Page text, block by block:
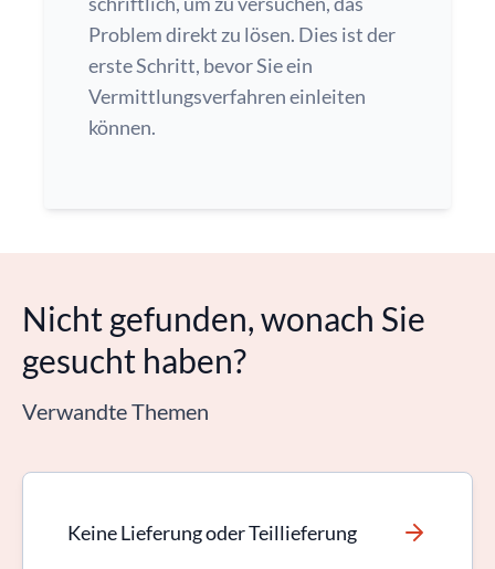
Problem direkt zu lösen. Dies ist der
erste Schritt, bevor Sie ein
Vermittlungsverfahren einleiten
können.
Nicht gefunden, wonach Sie
gesucht haben?
Verwandte Themen
Keine Lieferung oder Teillieferung